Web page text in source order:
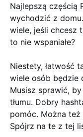
Najlepszą częścią
wychodzić z
wiele, jeśli chcesz
to nie wspaniałe?
Niestety, łatwość
wiele osób będzie
Musisz sprawić,
tłumu. Dobry
pomóc. Można też
Spójrz na te z tej